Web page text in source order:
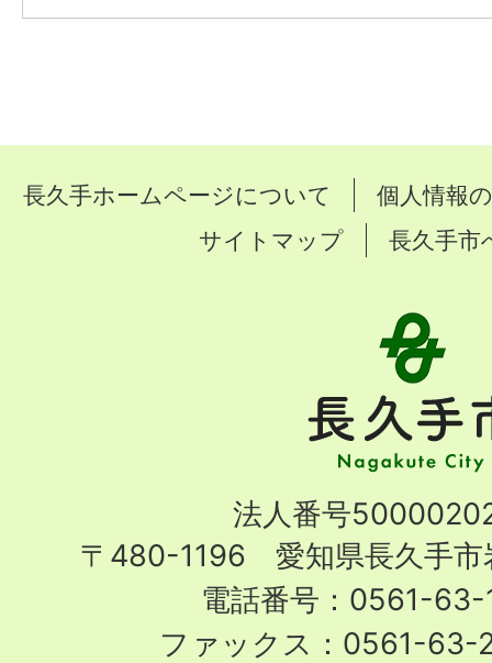
長久手ホームページについて
個人情報
サイトマップ
長久手市
手
市
City
法人番号
〒480-1196 愛知県長久手市
電話番号：0561-63-
ファックス：0561-63-